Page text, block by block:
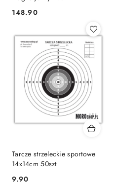
Cena:
148.90
Tarcze strzeleckie sportowe
14x14cm 50szt
9.90